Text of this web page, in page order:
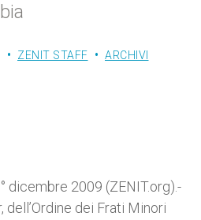
ZENIT STAFF ARCHIVI
dicembre 2009 (ZENIT.org).-
dell’Ordine dei Frati Minori